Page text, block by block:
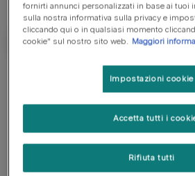
Cosa ti serve
Cane adatto a proprietari esperti
Richiede un adeguato
Preferisce passeggiate energiche
fornirti annunci personalizzati in base ai tuoi
sulla nostra informativa sulla privacy e
cliccando qui o in qualsiasi momento
cookie" sul nostro sito web. Maggiori
Impostazioni cookie
Rifiuta tutti
Accetta tutti i